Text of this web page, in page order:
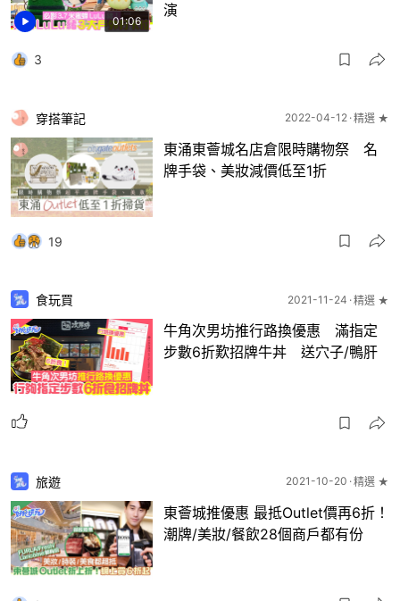
01:06
演
3
穿搭筆記 2022-04-12 精選 ★
東涌東薈城名店倉限時購物祭 名
牌手袋、美妝減價低至1折
19
食玩買 2021-11-24 精選 ★
牛角次男坊推行路換優惠 滿指定
步數6折歎招牌牛丼 送穴子/鴨肝
旅遊 2021-10-20 精選 ★
東薈城推優惠 最抵Outlet價再6折！
潮牌/美妝/餐飲28個商戶都有份